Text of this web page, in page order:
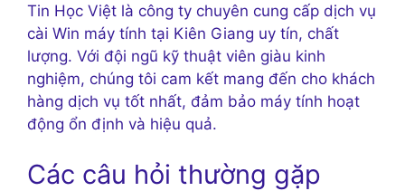
Tin Học Việt là công ty chuyên cung cấp dịch vụ
cài Win máy tính tại Kiên Giang uy tín, chất
lượng. Với đội ngũ kỹ thuật viên giàu kinh
nghiệm, chúng tôi cam kết mang đến cho khách
hàng dịch vụ tốt nhất, đảm bảo máy tính hoạt
động ổn định và hiệu quả.
Các câu hỏi thường gặp